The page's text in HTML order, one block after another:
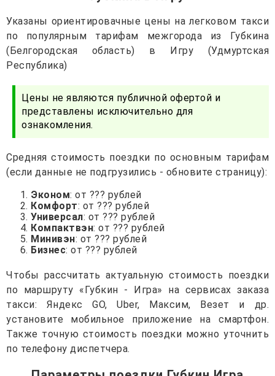
Указаны ориентировачные цены на легковом такси
по популярным тарифам межгорода из Губкина
(Белгородская область) в Игру (Удмуртская
Республика)
Цены не являются публичной офертой и
представлены исключительно для
ознакомления.
Средняя стоимость поездки по основным тарифам
(если данные не подгрузились - обновите страницу):
Эконом: от ??? рублей
Комфорт: от ??? рублей
Универсал: от ??? рублей
Компактвэн: от ??? рублей
Минивэн: от ??? рублей
Бизнес: от ??? рублей
Чтобы рассчитать актуальную стоимость поездки
по маршруту «Губкин - Игра» на сервисах заказа
такси: Яндекс GO, Uber, Максим, Везет и др.
установите мобильное приложение на смартфон.
Также точную стоимость поездки можно уточнить
по телефону диспетчера.